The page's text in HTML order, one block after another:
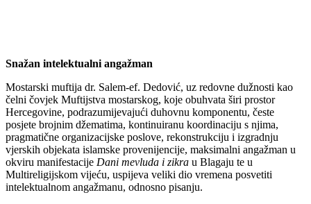
Snažan intelektualni angažman
Mostarski muftija dr. Salem-ef. Dedović, uz redovne dužnosti kao
čelni čovjek Muftijstva mostarskog, koje obuhvata širi prostor
Hercegovine, podrazumijevajući duhovnu komponentu, česte
posjete brojnim džematima, kontinuiranu koordinaciju s njima,
pragmatične organizacijske poslove, rekonstrukciju i izgradnju
vjerskih objekata islamske provenijencije, maksimalni angažman u
okviru manifestacije Dani mevluda i zikra u Blagaju te u
Multireligijskom vijeću, uspijeva veliki dio vremena posvetiti
intelektualnom angažmanu, odnosno pisanju.